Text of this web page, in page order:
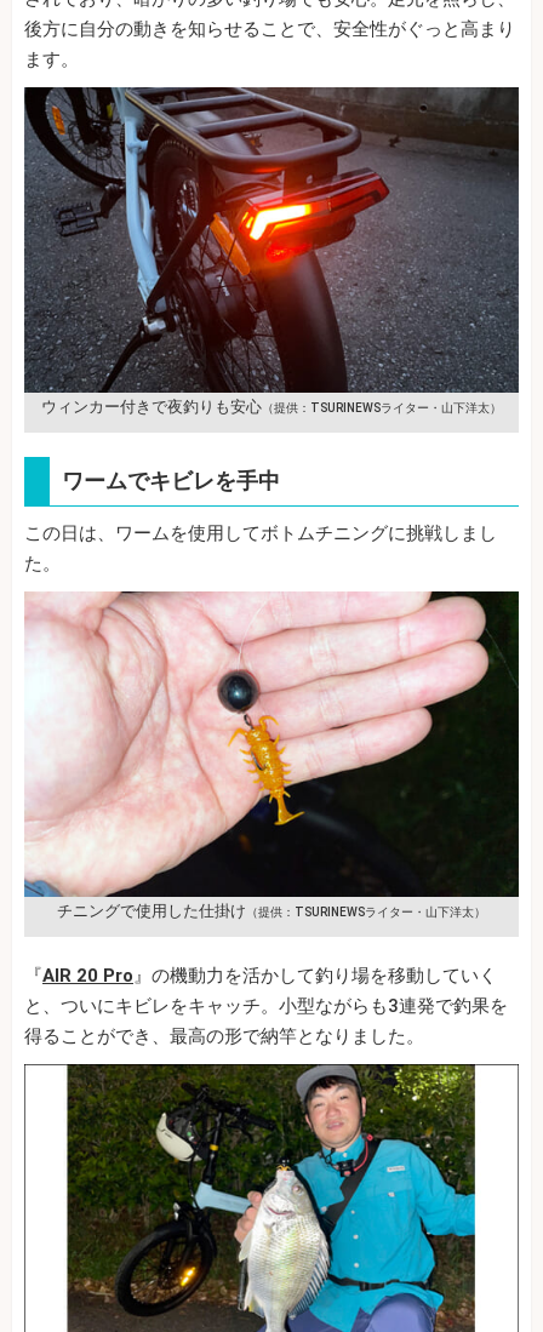
後方に自分の動きを知らせることで、安全性がぐっと高まり
ます。
ウィンカー付きで夜釣りも安心 （提供：TSURINEWSライター・山下洋太）
ワームでキビレを手中
この日は、ワームを使用してボトムチニングに挑戦しまし
た。
チニングで使用した仕掛け （提供：TSURINEWSライター・山下洋太）
『AIR 20 Pro』の機動力を活かして釣り場を移動していく
と、ついにキビレをキャッチ。小型ながらも3連発で釣果を
得ることができ、最高の形で納竿となりました。